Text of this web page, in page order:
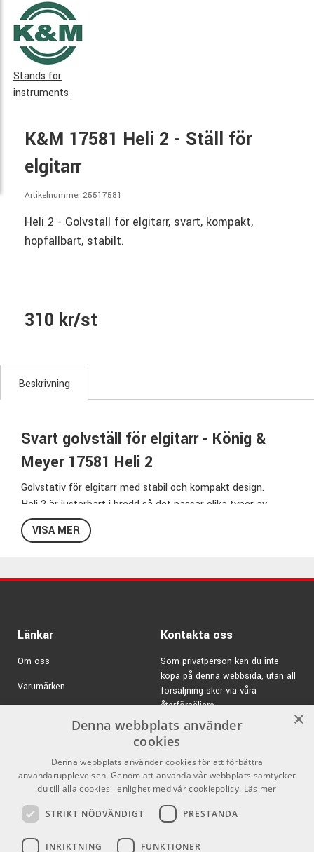
Stands for
instruments
K&M 17581 Heli 2 - Ställ för
elgitarr
Artikelnummer 25517581
Heli 2 - Golvställ för elgitarr, svart, kompakt,
hopfällbart, stabilt.
310 kr/st
Beskrivning
Svart golvställ för elgitarr - König &
Meyer 17581 Heli 2
Golvstativ för elgitarr med stabil och kompakt design.
Heli 2 är justerbart i bredd så det passar olika typer av
gitarrkroppar. Dom gummerade kontaktytorna gör att din
elgitarr står stabilt och säkert.
Färg: Svart
Justerbar bredd: 185-230mm i fyra steg
Stabil konstruktion
Inbyggda plektrumhållare
Pris per styck
König & Meyer Stands - Högkvalitativa
hjälpmedel för musikern
Sedan 1949 så står König & Meyer för sofistikerad
VISA MER
Länkar
Om oss
Varumärken
Försäljningsvillkor
Inlogg för återförsäljare
Kontakta oss
Som privatperson kan du inte
köpa på denna webbsida, utan all
försäljning sker via våra
återförsäljare.
E-post:info@emnordic.se
Pro Audio Sociala medier
×
Denna webbplats använder
cookies
Denna webbplats använder cookies för att förbättra
användarupplevelsen. Genom att använda vår webbplats samtycker
du till alla cookies i enlighet med vår cookiepolicy. Läs mer
STRIKT NÖDVÄNDIGT PRESTANDA
INRIKTNING FUNKTIONER